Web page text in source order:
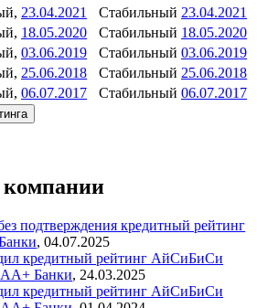
23.04.2021 Стабильный 23.04.2021
18.05.2020 Стабильный 18.05.2020
03.06.2019 Стабильный 03.06.2019
25.06.2018 Стабильный 25.06.2018
06.07.2017 Стабильный 06.07.2017
подтверждения кредитный рейтинг
, 04.07.2025
кредитный рейтинг АйСиБиСи
Банки, 24.03.2025
кредитный рейтинг АйСиБиСи